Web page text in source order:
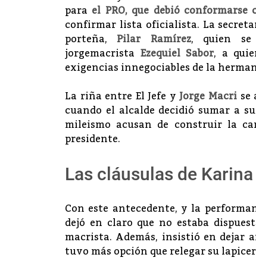
para el PRO, que debió
confirmar lista oficialista. La
porteña, Pilar Ramírez, quien se
jorgemacrista Ezequiel Sabor, a
exigencias innegociables de la
La riña entre El Jefe yJorge Macri
cuando el alcalde decidió sumar a
mileismo acusan de construir la
presidente.
Las cláusulas de
Con este antecedente, y la
dejó en claro que no estaba
macrista. Además, insistió en dejar
tuvo más opción que relegar su